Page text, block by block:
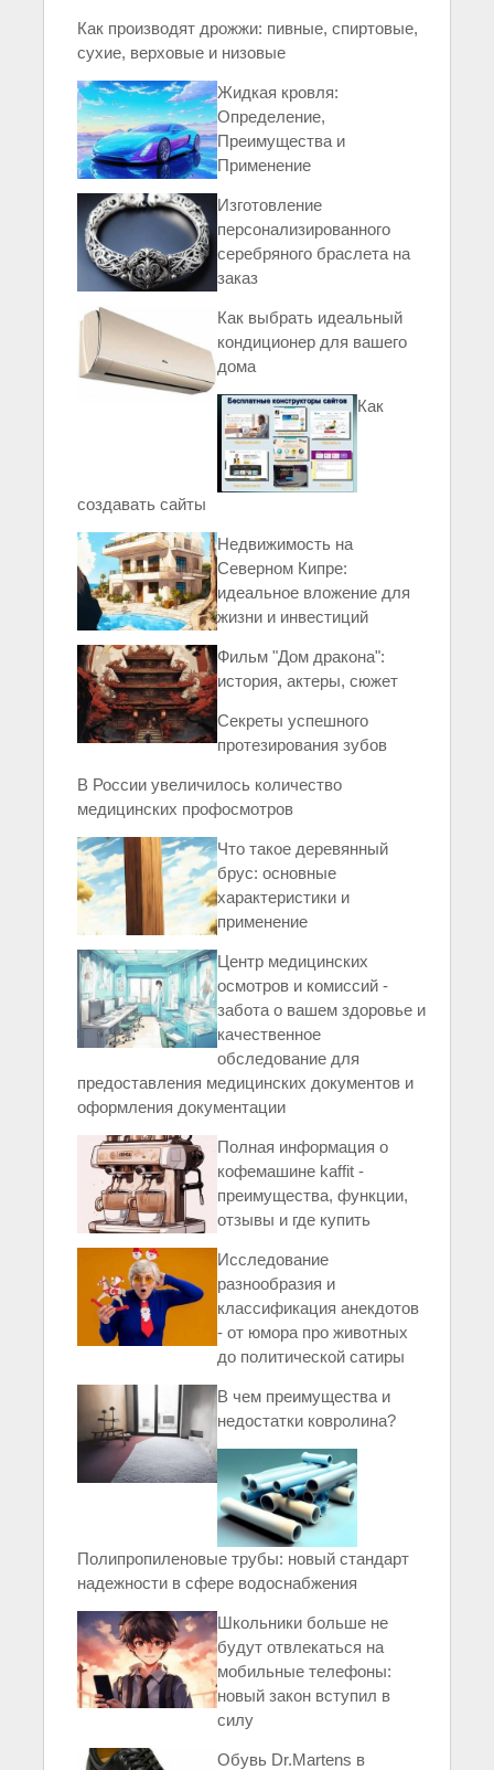
Как производят дрожжи: пивные, спиртовые,
сухие, верховые и низовые
Жидкая кровля:
Определение,
Преимущества и
Применение
Изготовление
персонализированного
серебряного браслета на
заказ
Как выбрать идеальный
кондиционер для вашего
дома
Как
создавать сайты
Недвижимость на
Северном Кипре:
идеальное вложение для
жизни и инвестиций
Фильм "Дом дракона":
история, актеры, сюжет
Секреты успешного
протезирования зубов
В России увеличилось количество
медицинских профосмотров
Что такое деревянный
брус: основные
характеристики и
применение
Центр медицинских
осмотров и комиссий -
забота о вашем здоровье и
качественное
обследование для
предоставления медицинских документов и
оформления документации
Полная информация о
кофемашине kaffit -
преимущества, функции,
отзывы и где купить
Исследование
разнообразия и
классификация анекдотов
- от юмора про животных
до политической сатиры
В чем преимущества и
недостатки ковролина?
Полипропиленовые трубы: новый стандарт
надежности в сфере водоснабжения
Школьники больше не
будут отвлекаться на
мобильные телефоны:
новый закон вступил в
силу
Обувь Dr.Martens в